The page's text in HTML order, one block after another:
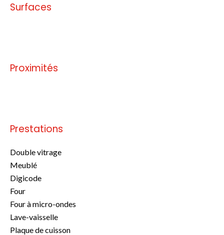
Surfaces
Proximités
Prestations
Double vitrage
Meublé
Digicode
Four
Four à micro-ondes
Lave-vaisselle
Plaque de cuisson